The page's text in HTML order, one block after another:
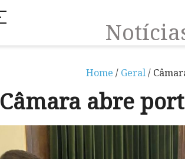
Home / Geral/
Câmara abre